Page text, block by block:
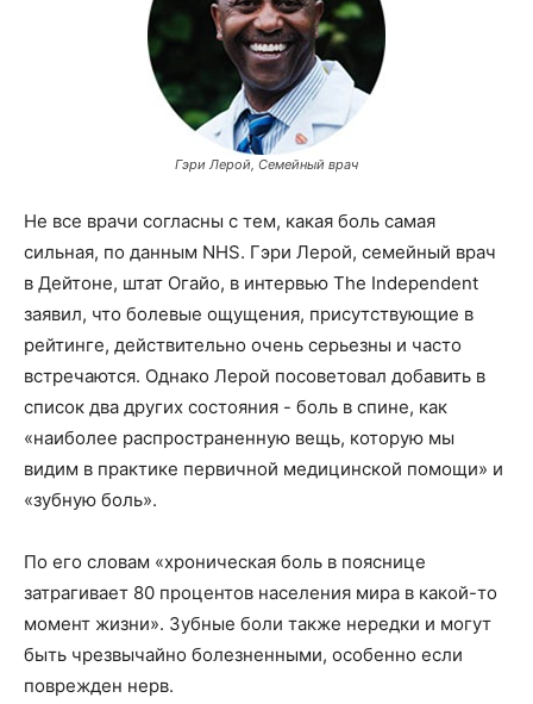
Гэри Лерой, Семейный врач
Не все врачи согласны с тем, какая боль самая
сильная, по данным NHS. Гэри Лерой, семейный врач
в Дейтоне, штат Огайо, в интервью The Independent
заявил, что болевые ощущения, присутствующие в
рейтинге, действительно очень серьезны и часто
встречаются. Однако Лерой посоветовал добавить в
список два других состояния - боль в спине, как
«наиболее распространенную вещь, которую мы
видим в практике первичной медицинской помощи» и
«зубную боль».
По его словам «хроническая боль в пояснице
затрагивает 80 процентов населения мира в какой-то
момент жизни». Зубные боли также нередки и могут
быть чрезвычайно болезненными, особенно если
поврежден нерв.